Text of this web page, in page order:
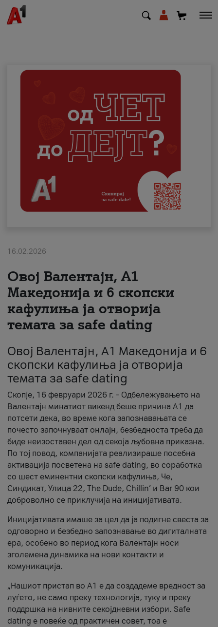
Деловни
Поддршка
Надополни кредит
Плати сметка
#ПодобарОнлајн
16.02.2026
Овој Валентајн, A1
Македонија и 6 скопски
кафулиња ја отворија
темата за safe dating
Овој Валентајн, A1 Македонија и 6
скопски кафулиња ја отворија
темата за safe dating
Скопје, 16 февруари 2026 г. – Одбележувањето на
Валентајн минатиот викенд беше причина А1 да
потсети дека, во време кога запознавањата се
почесто започнуваат онлајн, безбедноста треба да
биде неизоставен дел од секоја љубовна приказна.
По тој повод, компанијата реализираше посебна
активација посветена на safe dating, во соработка
со шест еминентни скопски кафулиња, Че,
Синдикат, Улица 22, The Dude, Chillin’ и Bar 90 кои
доброволно се приклучија на иницијативата.
Иницијативата имаше за цел да ја подигне свеста за
одговорно и безбедно запознавање во дигиталната
ера, особено во период кога Валентајн носи
зголемена динамика на нови контакти и
комуникација.
„Нашиот пристап во А1 е да создадеме вредност за
луѓето, не само преку технологија, туку и преку
поддршка на нивните секојдневни избори. Safe
dating е повеќе од практичен совет, тоа е